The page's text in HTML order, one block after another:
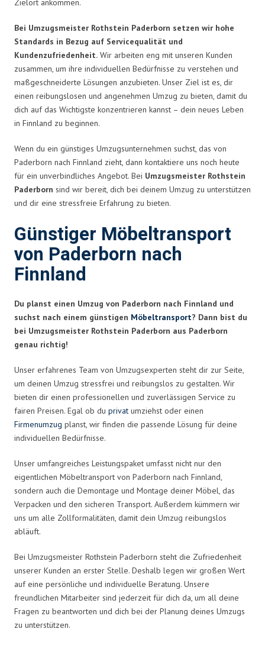
Zielort ankommen.
Bei Umzugsmeister Rothstein Paderborn setzen wir hohe
Standards in Bezug auf Servicequalität und
Kundenzufriedenheit. Wir arbeiten eng mit unseren Kunden
zusammen, um ihre individuellen Bedürfnisse zu verstehen und
maßgeschneiderte Lösungen anzubieten. Unser Ziel ist es, dir
einen reibungslosen und angenehmen Umzug zu bieten, damit du
dich auf das Wichtigste konzentrieren kannst – dein neues Leben
in Finnland zu beginnen.
Wenn du ein günstiges Umzugsunternehmen suchst, das von
Paderborn nach Finnland zieht, dann kontaktiere uns noch heute
für ein unverbindliches Angebot. Bei Umzugsmeister Rothstein
Paderborn sind wir bereit, dich bei deinem Umzug zu unterstützen
und dir eine stressfreie Erfahrung zu bieten.
Günstiger Möbeltransport
von Paderborn nach
Finnland
Du planst einen Umzug von Paderborn nach Finnland und
suchst nach einem günstigen Möbeltransport? Dann bist du
bei Umzugsmeister Rothstein Paderborn aus Paderborn
genau richtig!
Unser erfahrenes Team von Umzugsexperten steht dir zur Seite,
um deinen Umzug stressfrei und reibungslos zu gestalten. Wir
bieten dir einen professionellen und zuverlässigen Service zu
fairen Preisen. Egal ob du privat umziehst oder einen
Firmenumzug planst, wir finden die passende Lösung für deine
individuellen Bedürfnisse.
Unser umfangreiches Leistungspaket umfasst nicht nur den
eigentlichen Möbeltransport von Paderborn nach Finnland,
sondern auch die Demontage und Montage deiner Möbel, das
Verpacken und den sicheren Transport. Außerdem kümmern wir
uns um alle Zollformalitäten, damit dein Umzug reibungslos
abläuft.
Bei Umzugsmeister Rothstein Paderborn steht die Zufriedenheit
unserer Kunden an erster Stelle. Deshalb legen wir großen Wert
auf eine persönliche und individuelle Beratung. Unsere
freundlichen Mitarbeiter sind jederzeit für dich da, um all deine
Fragen zu beantworten und dich bei der Planung deines Umzugs
zu unterstützen.